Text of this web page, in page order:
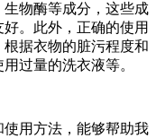
物酶等成分，这些成
。此外，正确的使用
据衣物的脏污程度和
过量的洗衣液等。
用方法，能够帮助我